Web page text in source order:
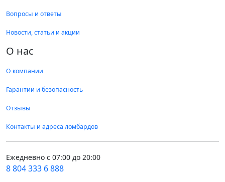
Вопросы и ответы
Новости, статьи и акции
О нас
О компании
Гарантии и безопасность
Отзывы
Контакты и адреса ломбардов
Ежедневно с 07:00 до 20:00
8 804 333 6 888